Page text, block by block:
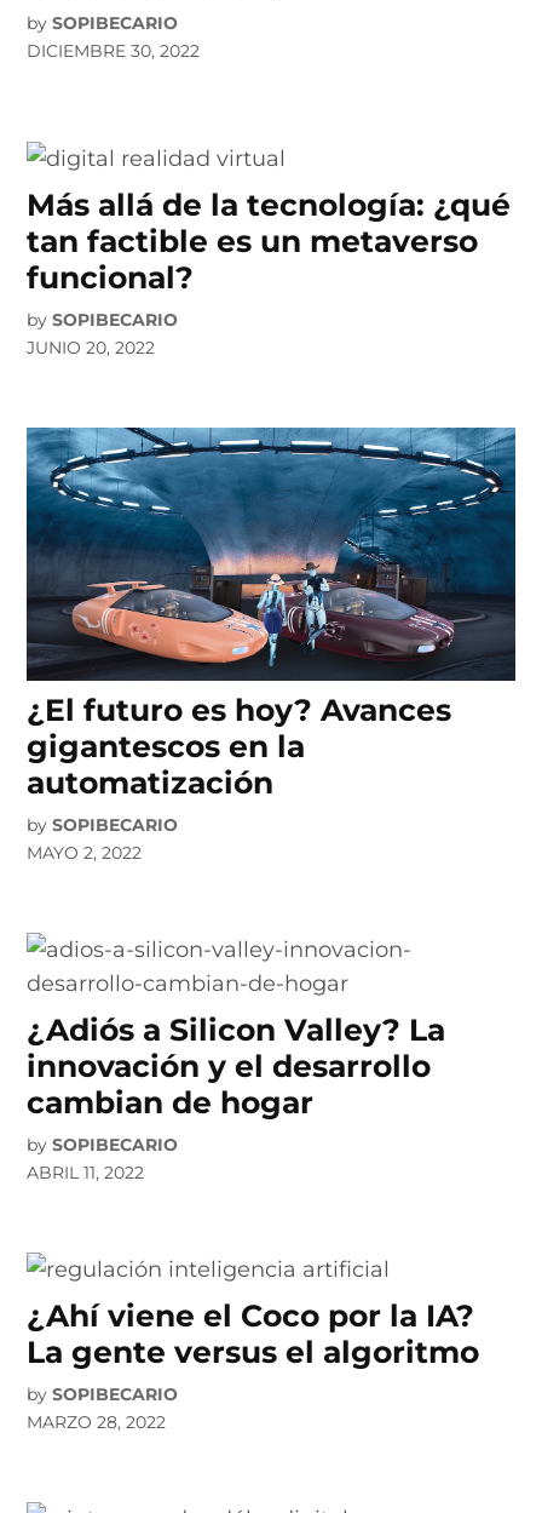
by SOPIBECARIO
DICIEMBRE 30, 2022
Más allá de la tecnología: ¿qué
tan factible es un metaverso
funcional?
by SOPIBECARIO
JUNIO 20, 2022
¿El futuro es hoy? Avances
gigantescos en la
automatización
by SOPIBECARIO
MAYO 2, 2022
¿Adiós a Silicon Valley? La
innovación y el desarrollo
cambian de hogar
by SOPIBECARIO
ABRIL 11, 2022
¿Ahí viene el Coco por la IA?
La gente versus el algoritmo
by SOPIBECARIO
MARZO 28, 2022